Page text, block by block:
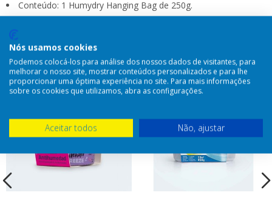
Conteúdo: 1 Humydry Hanging Bag de 250g.
Outros produtos na mesma categoria:
Nós usamos cookies
Podemos colocá-los para análise dos nossos dados de visitantes, para
melhorar o nosso site, mostrar conteúdos personalizados e para lhe
proporcionar uma óptima experiência no site. Para mais informações
sobre os cookies que utilizamos, abra as configurações.
Aceitar todos Não, ajustar